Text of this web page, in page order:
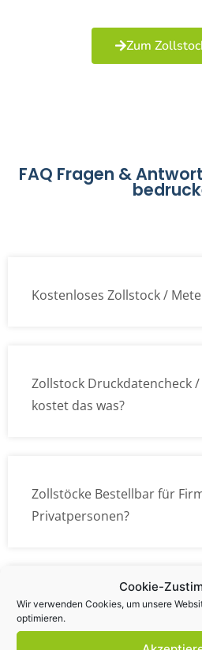
Cookie-
Wir verwenden Cookies, um unsere
optimieren.
Zum
FAQ Fragen &
Kostenloses Zollstock /
Zollstock Druckdatencheck
kostet das was?
Zollstöcke Bestellbar für
Privatpersonen?
Wie kann ich die Daten (z.B.
übermitteln?